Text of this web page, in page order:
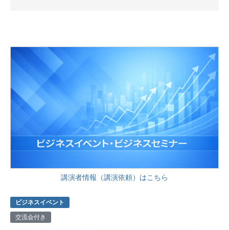
講演者情報（講演依頼）はこちら
ビジネスイベント
交流会付き